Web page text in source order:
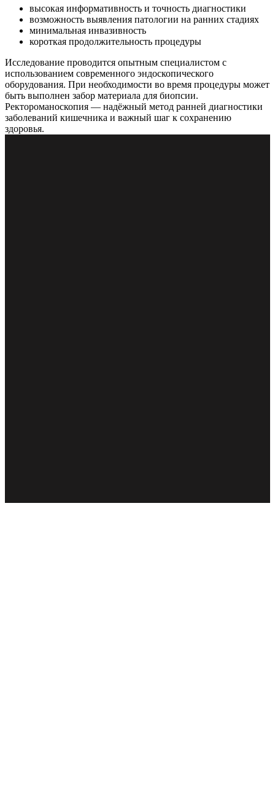
высокая информативность и точность диагностики
возможность выявления патологии на ранних стадиях
минимальная инвазивность
короткая продолжительность процедуры
Исследование проводится опытным специалистом с
использованием современного эндоскопического
оборудования. При необходимости во время процедуры может
быть выполнен забор материала для биопсии.
Ректороманоскопия — надёжный метод ранней диагностики
заболеваний кишечника и важный шаг к сохранению
здоровья.